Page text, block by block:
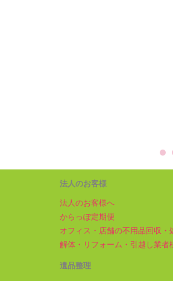
法人のお客様
法人のお客様へ
からっぽ定期便
オフィス・店舗の不用品回収・
解体・リフォーム・引越し業者
遺品整理